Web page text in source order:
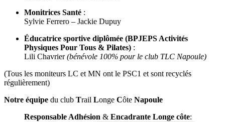
Monitrices Santé :
Sylvie Ferrero – Jackie Dupuy
Éducatrice sportive diplômée (BPJEPS Activités
Physiques Pour Tous & Pilates) :
Lili Chavrier(bénévole 100% pour le club TLC Napoule)
(Tous les moniteurs LC et MN ont le PSC1 et sont recyclés
régulièrement)
Notre équipe du club Trail Longe Côte Napoule
Responsable Adhésion & Encadrante Longe côte: